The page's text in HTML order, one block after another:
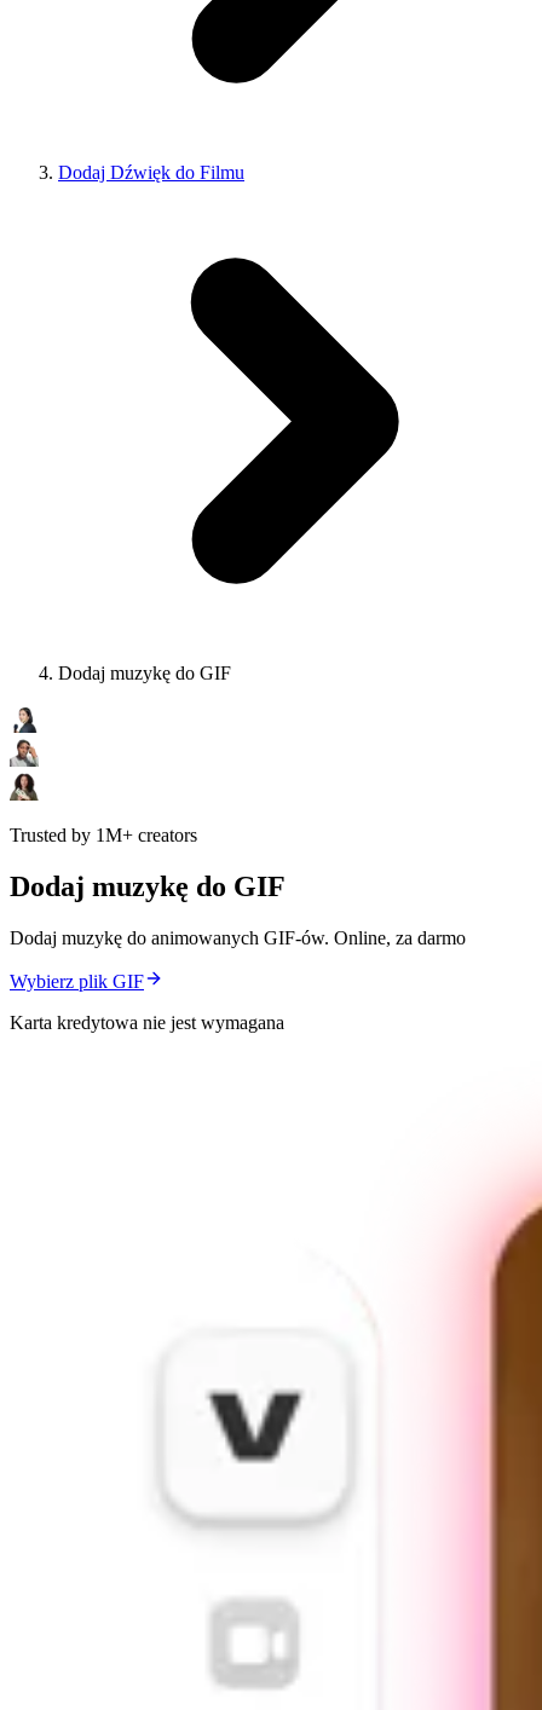
Dodaj Dźwięk do Filmu
Dodaj muzykę do GIF
Trusted by 1M+ creators
Dodaj muzykę do GIF
Dodaj muzykę do animowanych GIF-ów. Online, za darmo
Wybierz plik GIF
Karta kredytowa nie jest wymagana